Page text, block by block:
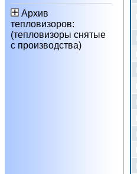
Архив
тепловизоров:
(тепловизоры снятые
с производства)